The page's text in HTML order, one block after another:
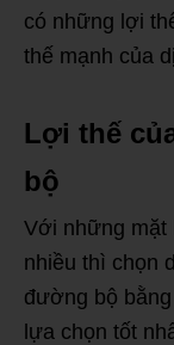
có những lợi
thế mạnh của
Lợi thế
bộ
Với những mặt
nhiều thì chọn
đường bộ
lựa chọn tốt